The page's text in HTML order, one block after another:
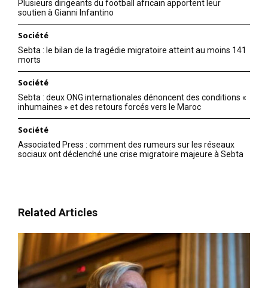
Plusieurs dirigeants du football africain apportent leur
soutien à Gianni Infantino
Société
Sebta : le bilan de la tragédie migratoire atteint au moins 141
morts
Société
Sebta : deux ONG internationales dénoncent des conditions «
inhumaines » et des retours forcés vers le Maroc
Société
Associated Press : comment des rumeurs sur les réseaux
sociaux ont déclenché une crise migratoire majeure à Sebta
Related Articles